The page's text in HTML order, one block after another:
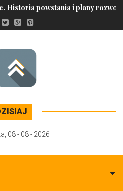
Historia powstania i plany rozwoju
08 - 08 - 2026